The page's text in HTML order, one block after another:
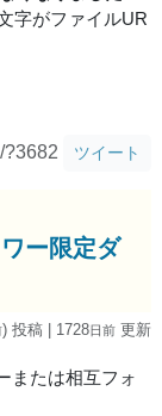
字がファイルUR
?3682 ツイート
ー限定ダ
) 投稿 | 1728日前 更新
または相互フォ